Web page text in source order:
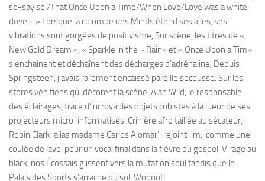
so-say so /That Once Upon a Time/When Love/Love was a white
dove …» Lorsque la colombe des Minds étend ses ailes, ses
vibrations sont gorgées de positivisme, Sur scène, les titres de «
New Gold Dream », « Sparkle in the ~ Rain» et « Once Upon a Tim»
s’enchainent et déchaînent des décharges d’adrénaline, Depuis
Springsteen, j’avais rarement encaissé pareille secousse. Sur les
stores vénitiens qui décorent la scène, Alan Wild, le responsable
des éclairages, trace d’incroyables objets cubistes à la lueur de ses
projecteurs micro-informatisés. Crinière afro taillée au sécateur,
Robin Clark-alias madame Carlos Alomar’-rejoint Jim,. comme une
coulée de lave, pour un vocal final dans la fièvre du gospel. Virage au
black, nos Écossais glissent vers la mutation soul tandis que le
Palais des Sports s’arrache du sol. Woooof!